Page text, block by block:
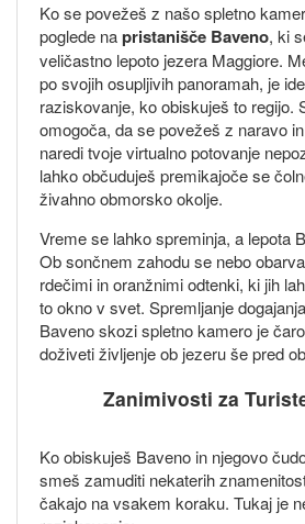
Ko se povežeš z našo spletno
poglede napristanišče Baveno, ki
veličastno lepoto jezera Maggiore.
po svojih osupljivih panoramah, je
raziskovanje, ko obiskuješ to regijo.
omogoča, da se povežeš z naravo
naredi tvoje virtualno potovanje
lahko občuduješ premikajoče se
živahno obmorsko okolje.
Vreme se lahko spreminja, a lepota
Ob sončnem zahodu se nebo
rdečimi in oranžnimi odtenki, ki jih
to okno v svet. Spremljanje
Baveno skozi spletno kamero je
doživeti življenje ob jezeru še pred
Zanimivosti za
Ko obiskuješ Baveno in njegovo
smeš zamuditi nekaterih
čakajo na vsakem koraku. Tukaj je